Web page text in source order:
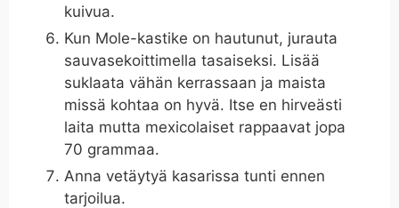
kuivua.
Kun Mole-kastike on hautunut, jurauta
sauvasekoittimella tasaiseksi. Lisää
suklaata vähän kerrassaan ja maista
missä kohtaa on hyvä. Itse en hirveästi
laita mutta mexicolaiset rappaavat jopa
70 grammaa.
Anna vetäytyä kasarissa tunti ennen
tarjoilua.